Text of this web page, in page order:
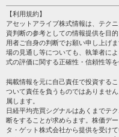
株テーマ情報
海外市況
投資カレンダー
格付け情報
個人情報保護方針
プライバシーポリシー
会社案内
サイトマップ
過去データ
【利用規約】
アセットアライブ株式情報は、テク
資判断の参考としての情報提供を目
用者ご自身の判断でお願い申し上げ
場の見通し等についても、執筆者に
式の評価に関する正確性・信頼性等
掲載情報を元に自己責任で投資する
ついて責任を負うものではありませ
属します。
日経平均売買シグナルはあくまでテ
断をすることが求めらます。株価デ
タ・ゲット株式会社から提供を受け